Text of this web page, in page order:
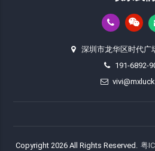
深圳市龙华区时代广
191-6892-
Copyright 2026 All Rights Reserved. 粤